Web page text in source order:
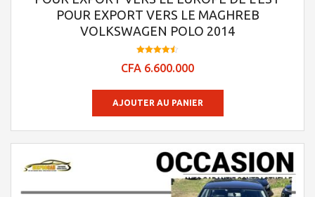
POUR EXPORT VERS LE MAGHREB
VOLKSWAGEN POLO 2014
4.48
CFA 6.600.000
AJOUTER AU PANIER